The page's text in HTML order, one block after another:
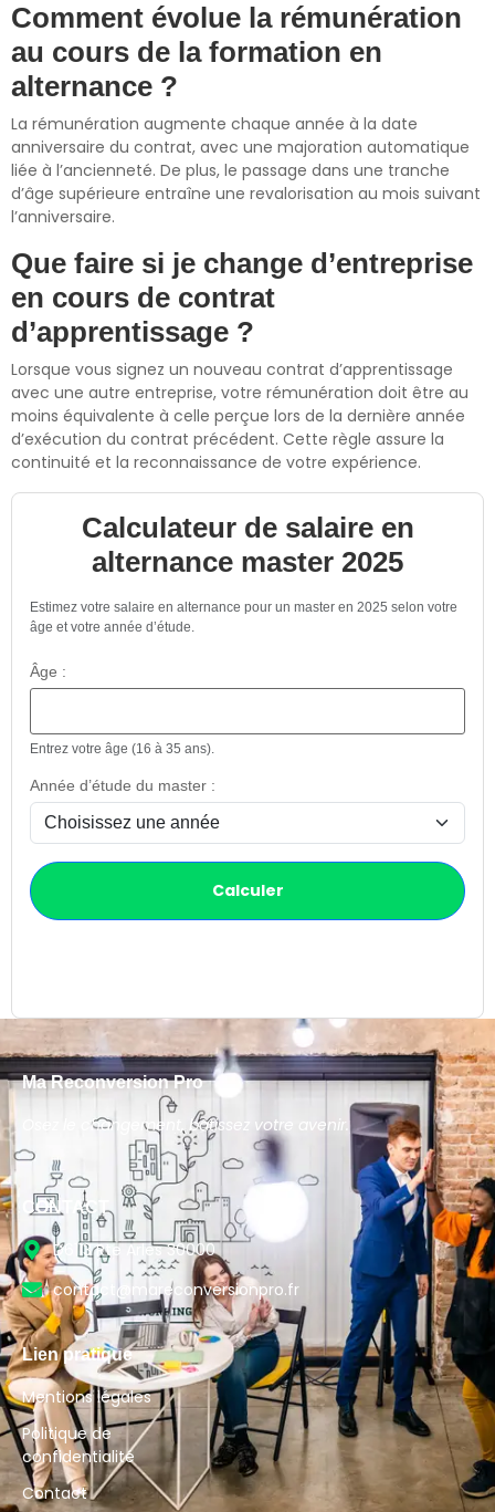
Comment évolue la rémunération
au cours de la formation en
alternance ?
La rémunération augmente chaque année à la date
anniversaire du contrat, avec une majoration automatique
liée à l’ancienneté. De plus, le passage dans une tranche
d’âge supérieure entraîne une revalorisation au mois suivant
l’anniversaire.
Que faire si je change d’entreprise
en cours de contrat
d’apprentissage ?
Lorsque vous signez un nouveau contrat d’apprentissage
avec une autre entreprise, votre rémunération doit être au
moins équivalente à celle perçue lors de la dernière année
d’exécution du contrat précédent. Cette règle assure la
continuité et la reconnaissance de votre expérience.
Calculateur de salaire en
alternance master 2025
Estimez votre salaire en alternance pour un master en 2025 selon votre
âge et votre année d’étude.
Âge :
Entrez votre âge (16 à 35 ans).
Année d’étude du master :
Calculer
Ma Reconversion Pro
Osez le changement, bâtissez votre avenir.
CONTACT
D6113 Rte Arles 30000
contact@mareconversionpro.fr
Lien pratique
Mentions légales
Politique de
confidentialité
Contact